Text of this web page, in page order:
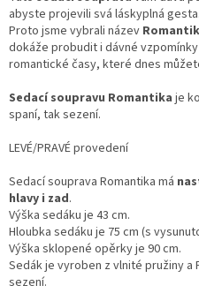
abyste projevili svá láskyplná gesta.
Proto jsme vybrali název
dokáže probudit i dávné vzpomínky
romantické časy, které dnes
Sedací soupravu Romantika je
spaní, tak sezení.
LEVÉ/PRAVÉ provedení
Sedací souprava Romantika má
hlavy i zad.
Výška sedáku je 43 cm.
Hloubka sedáku je 75 cm (s
Výška sklopené opěrky je 90 cm.
Sedák je vyroben z vlnité pružiny
sezení.